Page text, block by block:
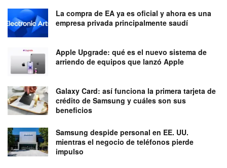
La compra de EA ya es oficial y ahora es una
empresa privada principalmente saudí
Apple Upgrade: qué es el nuevo sistema de
arriendo de equipos que lanzó Apple
Galaxy Card: así funciona la primera tarjeta de
crédito de Samsung y cuáles son sus
beneficios
Samsung despide personal en EE. UU.
mientras el negocio de teléfonos pierde
impulso